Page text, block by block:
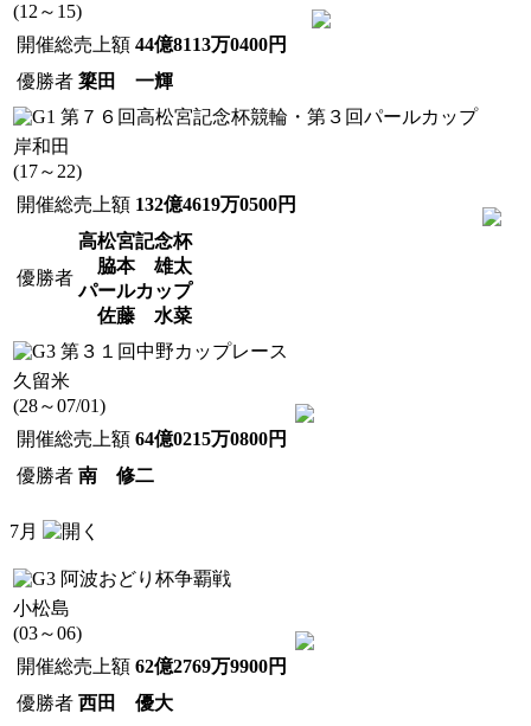
(12～15)
開催総売上額 44億8113万0400円
優勝者 簗田 一輝
第７６回高松宮記念杯競輪・第３回パールカップ
岸和田
(17～22)
開催総売上額 132億4619万0500円
優勝者
高松宮記念杯
脇本 雄太
パールカップ
佐藤 水菜
第３１回中野カップレース
久留米
(28～07/01)
開催総売上額 64億0215万0800円
優勝者 南 修二
7月
阿波おどり杯争覇戦
小松島
(03～06)
開催総売上額 62億2769万9900円
優勝者 西田 優大